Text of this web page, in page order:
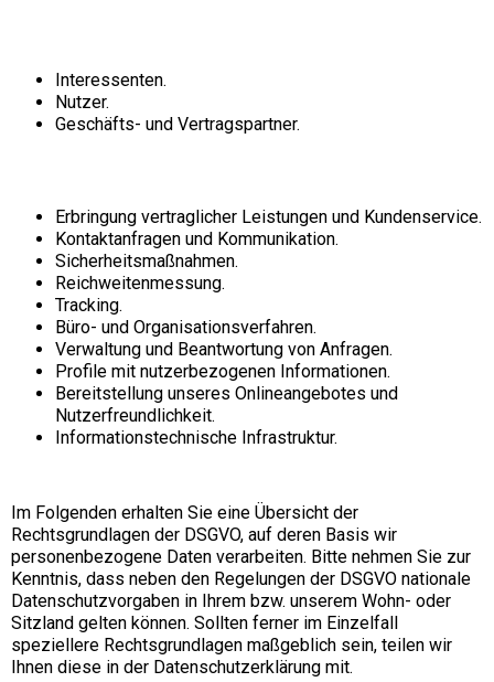
Interessenten.
Nutzer.
Geschäfts- und Vertragspartner.
Erbringung vertraglicher Leistungen und Kundenservice.
Kontaktanfragen und Kommunikation.
Sicherheitsmaßnahmen.
Reichweitenmessung.
Tracking.
Büro- und Organisationsverfahren.
Verwaltung und Beantwortung von Anfragen.
Profile mit nutzerbezogenen Informationen.
Bereitstellung unseres Onlineangebotes und
Nutzerfreundlichkeit.
Informationstechnische Infrastruktur.
Im Folgenden erhalten Sie eine Übersicht der
Rechtsgrundlagen der DSGVO, auf deren Basis wir
personenbezogene Daten verarbeiten. Bitte nehmen Sie zur
Kenntnis, dass neben den Regelungen der DSGVO nationale
Datenschutzvorgaben in Ihrem bzw. unserem Wohn- oder
Sitzland gelten können. Sollten ferner im Einzelfall
speziellere Rechtsgrundlagen maßgeblich sein, teilen wir
Ihnen diese in der Datenschutzerklärung mit.